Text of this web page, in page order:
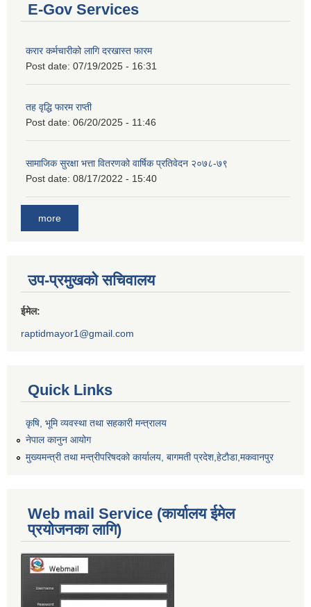
E-Gov Services
करार कर्मचारीको लागि दरखास्त फारम
Post date: 07/19/2025 - 16:31
तह वृद्धि फारम राप्ती
Post date: 06/20/2025 - 11:46
सामाजिक सुरक्षा भत्ता वितरणको वार्षिक प्रतिवेदन २०७८-७९
Post date: 08/17/2022 - 15:40
more
उप-प्रमुखको सचिवालय
ईमेल:
raptidmayor1@gmail.com
Quick Links
कृषि, भूमि व्यवस्था तथा सहकारी मन्त्रालय
नेपाल कानुन आयोग
मुख्यमन्त्री तथा मन्त्रीपरिषदको कार्यालय, बागमती प्रदेश,हेटाैडा,मकवानपुर
Web mail Service (कार्यालय ईमेल
प्रयोजनका लागि)